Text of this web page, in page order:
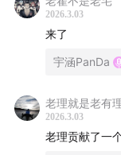
✍🏻 互动话题
1. 你的年货清
2. 过年宅家的
评论区安利一波
2026.3.03
来了
宇涵PanDa
老理就是老有
2026.3.03
老理贡献了一